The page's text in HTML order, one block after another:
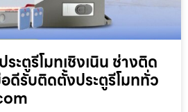
ะตูรีโมทเชิงเนิน ช่างติด
ดีรับติดตั้งประตูรีโมททั่ว